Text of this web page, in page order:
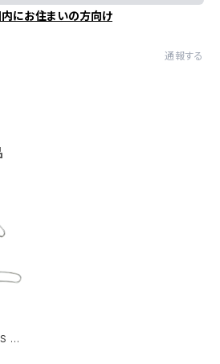
にお住まいの方向け
通報する
C